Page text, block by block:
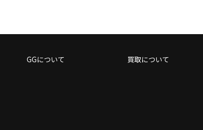
GGについて 買取について